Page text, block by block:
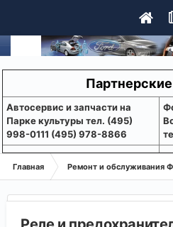
Aвтосервис и запчасти на
Парке культуры тел. (495)
998-0111 (495) 978-8866
Главная Ремонт и обслуживания